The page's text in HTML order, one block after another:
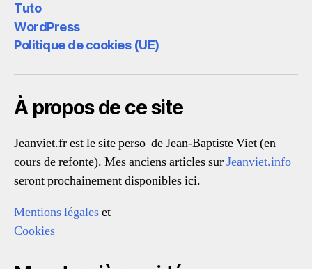
Tuto
WordPress
Politique de cookies (UE)
À propos de ce site
Jeanviet.fr est le site perso de Jean-Baptiste Viet (en
cours de refonte). Mes anciens articles surJeanviet.info
seront prochainement disponibles ici.
Mentions légaleset
Cookies